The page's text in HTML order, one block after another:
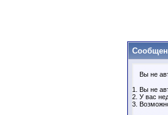
Вы не
Вы не
У вас